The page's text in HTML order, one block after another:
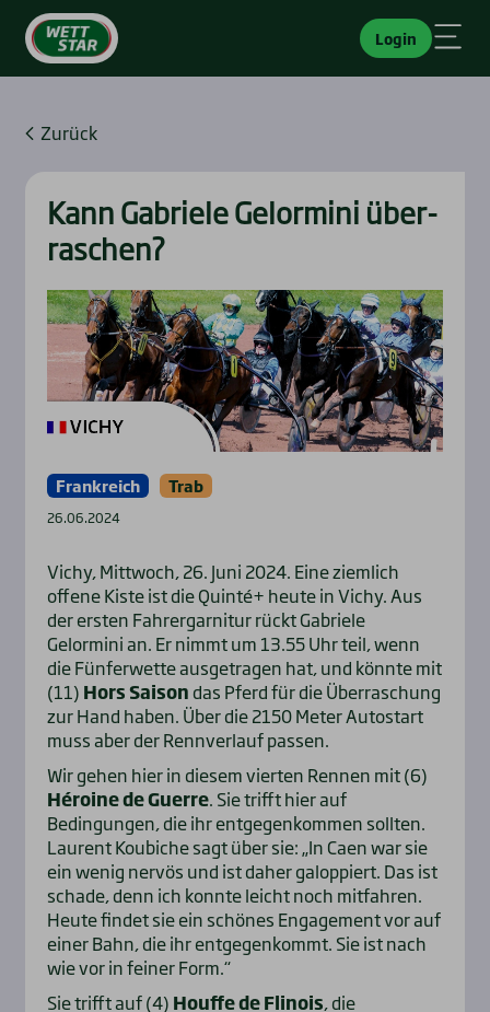
Login
Zurück
Kann Gabrie­le Gelor­mi­ni über­
ra­schen?
Frankreich Trab
26.06.2024
Vichy, Mittwoch, 26. Juni 2024. Eine ziemlich
offene Kiste ist die Quinté+ heute in Vichy. Aus
der ersten Fahrergarnitur rückt Gabriele
Gelormini an. Er nimmt um 13.55 Uhr teil, wenn
die Fünferwette ausgetragen hat, und könnte mit
(11) Hors Saison das Pferd für die Überraschung
zur Hand haben. Über die 2150 Meter Autostart
muss aber der Rennverlauf passen.
Wir gehen hier in diesem vierten Rennen mit (6)
Héroine de Guerre. Sie trifft hier auf
Bedingungen, die ihr entgegenkommen sollten.
Laurent Koubiche sagt über sie: „In Caen war sie
ein wenig nervös und ist daher galoppiert. Das ist
schade, denn ich konnte leicht noch mitfahren.
Heute findet sie ein schönes Engagement vor auf
einer Bahn, die ihr entgegenkommt. Sie ist nach
wie vor in feiner Form.“
Sie trifft auf (4) Houffe de Flinois, die